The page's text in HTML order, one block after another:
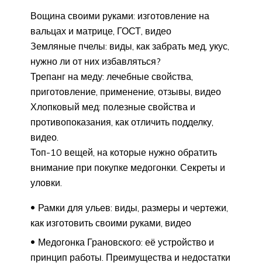
Вощина своими руками: изготовление на
вальцах и матрице, ГОСТ, видео
Земляные пчелы: виды, как забрать мед, укус,
нужно ли от них избавляться?
Трепанг на меду: лечебные свойства,
приготовление, применение, отзывы, видео
Хлопковый мед: полезные свойства и
противопоказания, как отличить подделку,
видео.
Топ-10 вещей, на которые нужно обратить
внимание при покупке медогонки. Секреты и
уловки.
Рамки для ульев: виды, размеры и чертежи,
как изготовить своими руками, видео
Медогонка Грановского: её устройство и
принцип работы. Преимущества и недостатки